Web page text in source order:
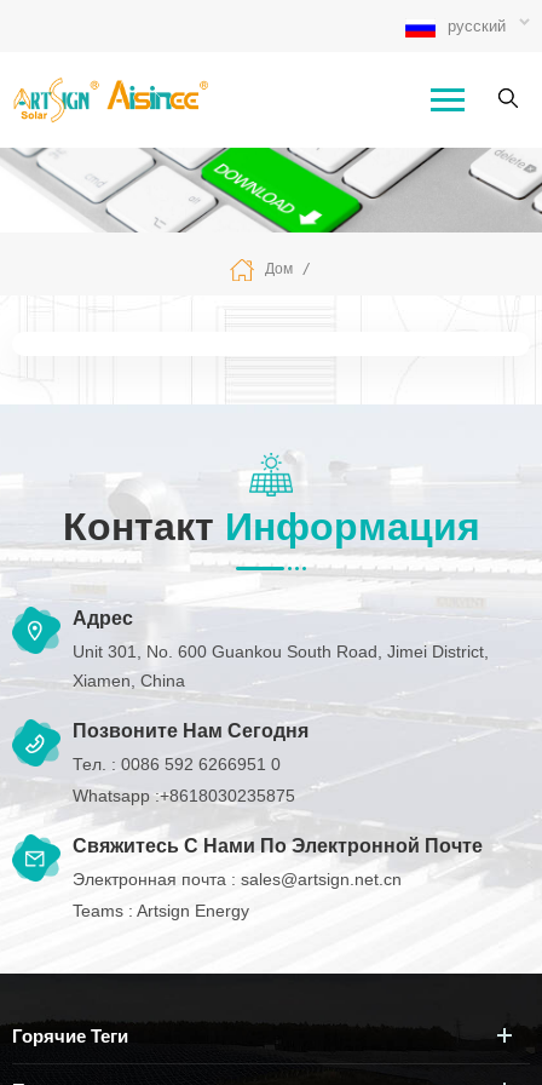
русский
Дом /
Контакт Информация
Адрес
Unit 301, No. 600 Guankou South Road, Jimei District,
Xiamen, China
Позвоните Нам Сегодня
Тел. : 0086 592 6266951 0
Whatsapp :+8618030235875
Свяжитесь С Нами По Электронной Почте
Электронная почта : sales@artsign.net.cn
Teams : Artsign Energy
Горячие Теги